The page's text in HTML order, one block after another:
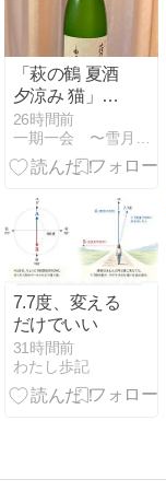
「萩の鶴 夏酒
夕涼み 猫」
2,200円(税込
み)
26時間前
7.7度、変える
だけでいい
31時間前
わたし歩記